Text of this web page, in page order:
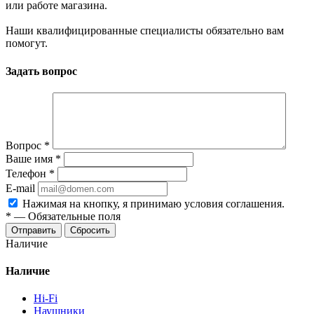
или работе магазина.
Наши квалифицированные специалисты обязательно вам
помогут.
Задать вопрос
Вопрос *
Ваше имя *
Телефон *
E-mail
Нажимая на кнопку, я принимаю условия соглашения.
* — Обязательные поля
Отправить Сбросить
Наличие
Наличие
Hi-Fi
Наушники